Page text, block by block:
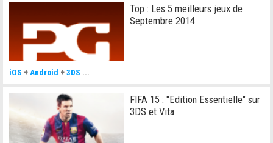
Top : Les 5 meilleurs jeux de
Septembre 2014
iOS + Android +3DS ...
FIFA 15 : "Edition Essentielle" sur
3DS et Vita